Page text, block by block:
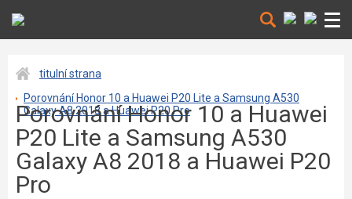
titulní strana
Porovnání Honor 10 a Huawei P20 Lite a Samsung A530
Galaxy A8 2018 a Huawei P20 Pro
Porovnání Honor 10 a Huawei
P20 Lite a Samsung A530
Galaxy A8 2018 a Huawei P20
Pro